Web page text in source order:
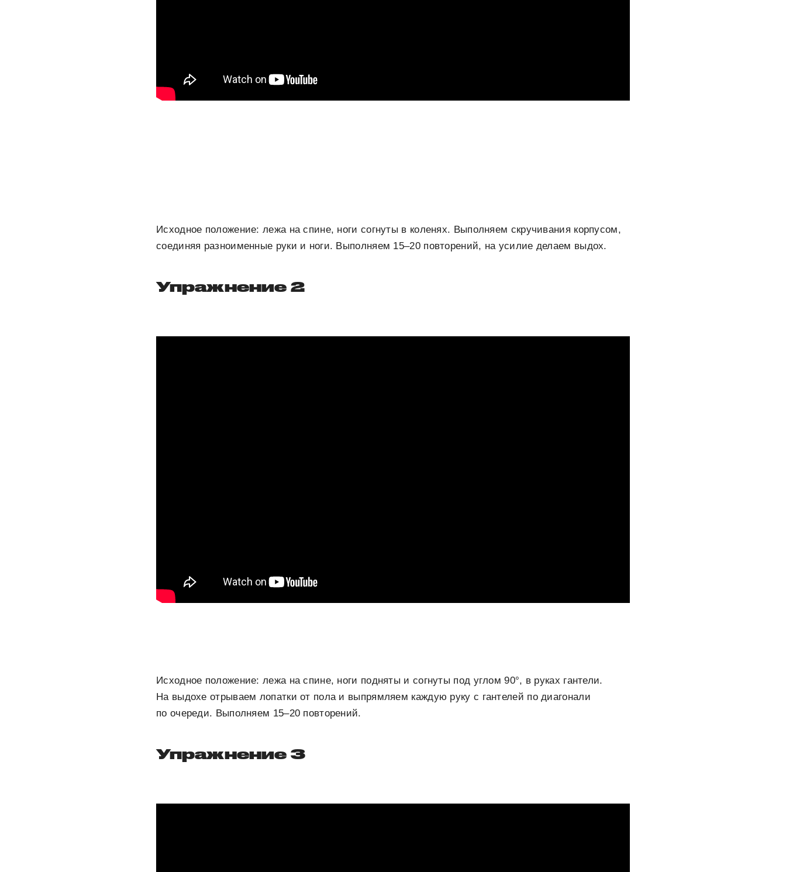
Исходное положение: лежа на спине, ноги согнуты в коленях. Выполняем скручивания корпусом,
соединяя разноименные руки и ноги. Выполняем 15–20 повторений, на усилие делаем выдох.
Упражнение 2
Исходное положение: лежа на спине, ноги подняты и согнуты под углом 90°, в руках гантели.
На выдохе отрываем лопатки от пола и выпрямляем каждую руку с гантелей по диагонали
по очереди. Выполняем 15–20 повторений.
Упражнение 3